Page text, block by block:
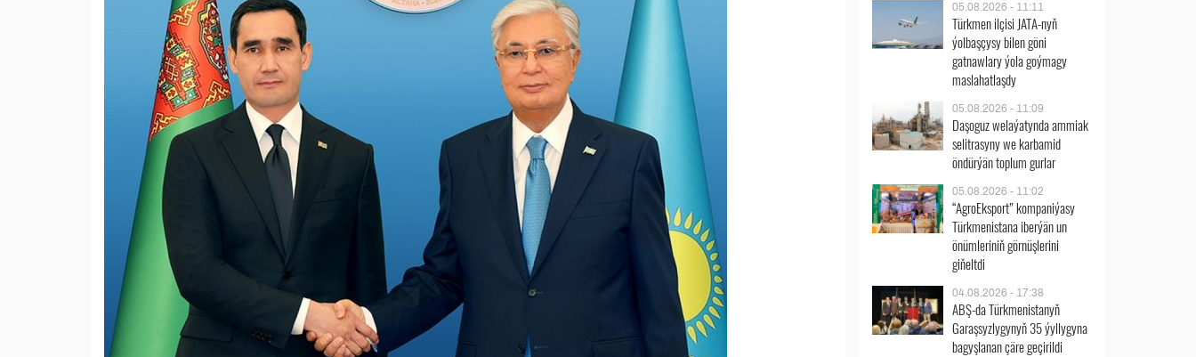
05.08.2026 - 11:11
Türkmen ilçisi JATA-nyň
ýolbaşçysy bilen göni
gatnawlary ýola goýmagy
maslahatlaşdy
05.08.2026 - 11:09
Daşoguz welaýatynda ammiak
selitrasyny we karbamid
öndürýän toplum gurlar
05.08.2026 - 11:02
“AgroEksport” kompaniýasy
Türkmenistana iberýän un
önümleriniň görnüşlerini
giňeltdi
04.08.2026 - 17:38
ABŞ-da Türkmenistanyň
Garaşsyzlygynyň 35 ýyllygyna
bagyşlanan çäre geçirildi